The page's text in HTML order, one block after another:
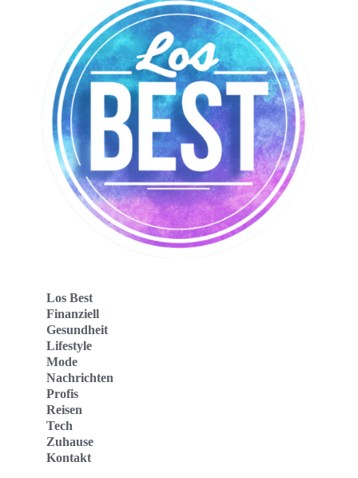
Los Best
Finanziell
Gesundheit
Lifestyle
Mode
Nachrichten
Profis
Reisen
Tech
Zuhause
Kontakt